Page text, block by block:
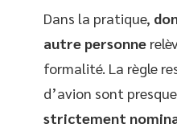
Dans la pratique,
autre personne
formalité. La règle
d’avion sont
strictement